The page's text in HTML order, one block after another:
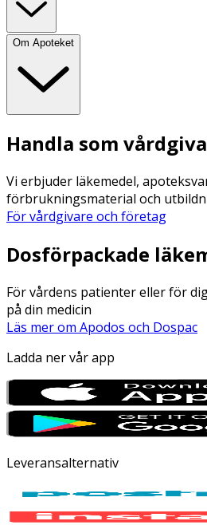
Om Apoteket
Handla som
Vi erbjuder läkemedel,
förbrukningsmaterial och
För vårdgivare och företag
Dosförpackade
För vårdens patienter eller för
på din medicin
Läs mer om Apodos och Dospac
Ladda ner vår app
Leveransalternativ